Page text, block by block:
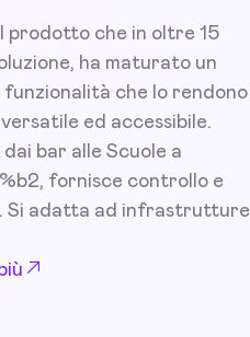
prodotto che in oltre 15
ha maturato un
funzionalità che lo rendono
ed accessibile.
bar alle Scuole a
fornisce controllo e
Si adatta ad infrastrutture